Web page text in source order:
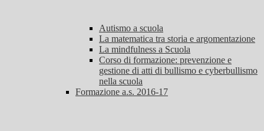
Autismo a scuola
La matematica tra storia e argomentazione
La mindfulness a Scuola
Corso di formazione: prevenzione e
gestione di atti di bullismo e cyberbullismo
nella scuola
Formazione a.s. 2016-17